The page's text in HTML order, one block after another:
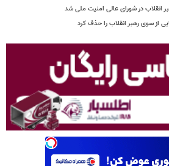
انقلاب در شورای عالی امنیت ملی شد
از سوی رهبر انقلاب را حذف کرد